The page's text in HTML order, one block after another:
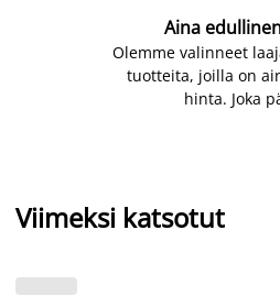
Aina
Olemme valinneet
tuotteita, joilla on
hinta. Joka
Viimeksi katsotut